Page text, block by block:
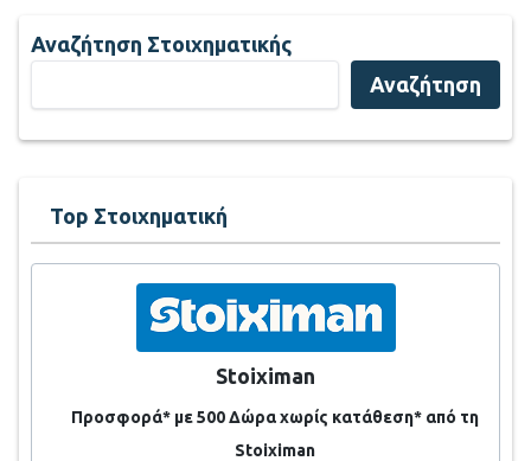
Αναζήτηση Στοιχηματικής
Αναζήτηση
Top Στοιχηματική
Stoiximan
Προσφορά* με 500 Δώρα χωρίς κατάθεση* από τη
Stoiximan